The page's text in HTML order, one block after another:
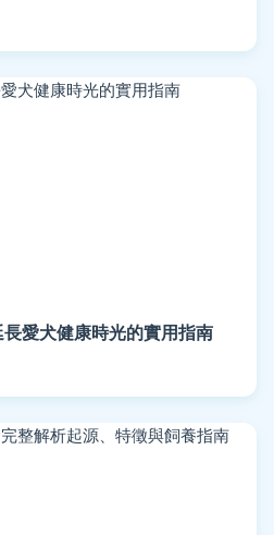
愛犬健康時光的實用指南